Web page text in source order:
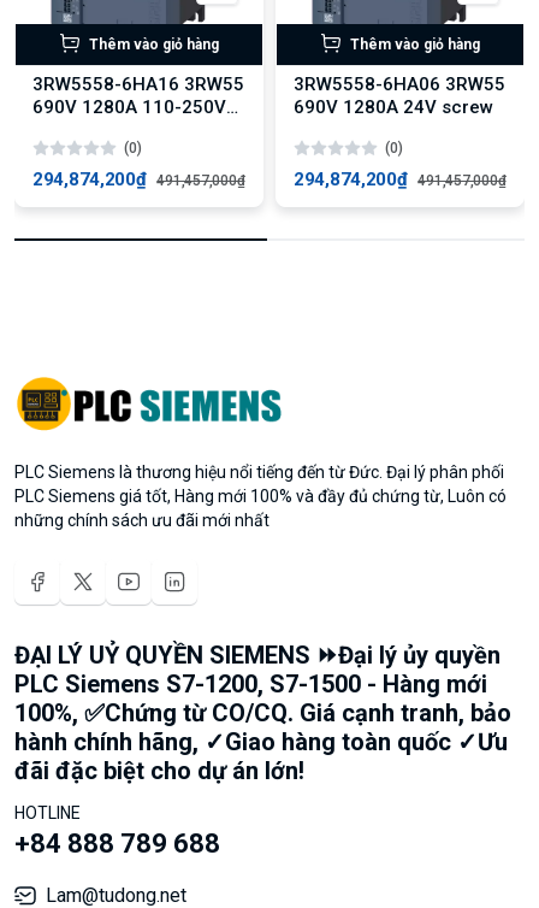
Thêm vào giỏ hàng
3RW5558-6HA16 3RW55
690V 1280A 110-250V
(0)
294,874,200₫ 491,457,000₫
Thêm vào giỏ hàng
3RW5558-6HA06 3RW55
690V 1280A 24V screw
(0)
294,874,200₫ 491,457,000₫
PLC Siemens là thương hiệu nổi tiếng đến từ Đức. Đại lý phân phối
PLC Siemens giá tốt, Hàng mới 100% và đầy đủ chứng từ, Luôn có
những chính sách ưu đãi mới nhất
ĐẠI LÝ UỶ QUYỀN SIEMENS ⏩Đại lý ủy quyền
PLC Siemens S7-1200, S7-1500 - Hàng mới
100%, ✅Chứng từ CO/CQ. Giá cạnh tranh, bảo
hành chính hãng, ✓Giao hàng toàn quốc ✓Ưu
đãi đặc biệt cho dự án lớn!
HOTLINE
+84 888 789 688
Lam@tudong.net